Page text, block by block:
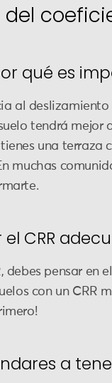
qué es
al
tendrá mejor
una terraza
muchas
CRR
debes pensar en
con un CRR
a